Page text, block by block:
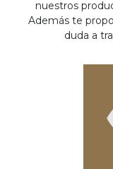
nuestros
Además te
duda a